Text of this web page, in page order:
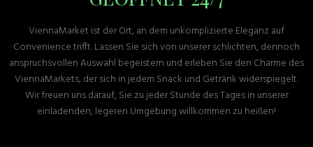
ViennaMarket ist der Ort, an dem unkomplizierte Eleganz auf
Convenience trifft. Lassen Sie sich von unserer schlichten, dennoch
anspruchsvollen Auswahl begeistern und erleben Sie den Charme des
ViennaMarkets, der sich in jedem Snack und Getränk widerspiegelt.
Wir freuen uns darauf, Sie zu jeder Stunde des Tages in unserer
einladenden, legeren Umgebung willkommen zu heißen!